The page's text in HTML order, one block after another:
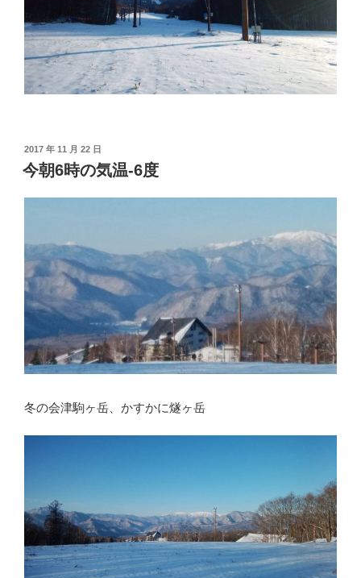
投
稿
日:
2017 年 11 月 22 日
今朝6時の気温-6度
冬の会津駒ヶ岳、かすかに燧ヶ岳